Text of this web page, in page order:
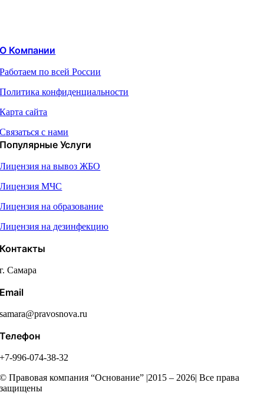
О Компании
Работаем по всей России
Политика конфиденциальности
Карта сайта
Связаться с нами
Популярные Услуги
Лицензия на вывоз ЖБО
Лицензия МЧС
Лицензия на образование
Лицензия на дезинфекцию
Контакты
г. Самара
Email
samara@pravosnova.ru
Телефон
+7-996-074-38-32
© Правовая компания “Основание” |2015 – 2026| Все права
защищены